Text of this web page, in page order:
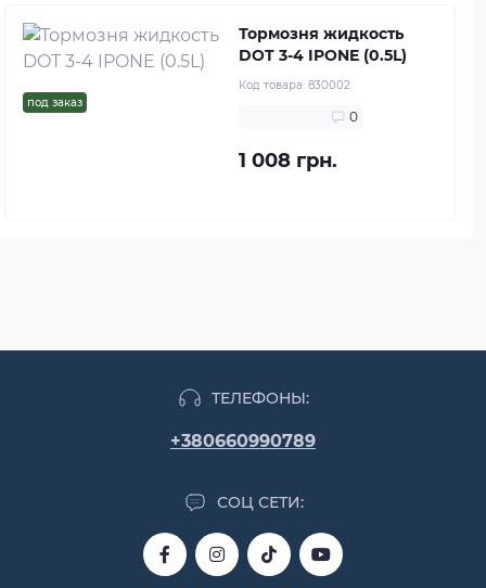
под заказ
Тормозня жидкость
DOT 3-4 IPONE (0.5L)
Код товара: 830002
0
1 008 грн.
ТЕЛЕФОНЫ:
+380660990789
СОЦ СЕТИ: